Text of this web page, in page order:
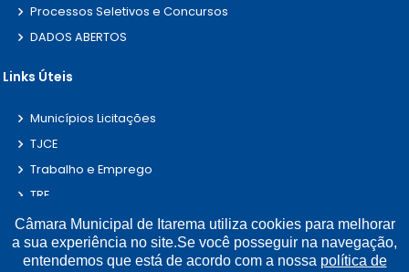
Processos Seletivos e Concursos
DADOS ABERTOS
Links Úteis
Municípios Licitações
TJCE
Trabalho e Emprego
TRE
TCE
Câmara Municipal de Itarema utiliza cookies para melhorar
a sua experiência no site.Se você posseguir na navegação,
entendemos que está de acordo com a nossa política de